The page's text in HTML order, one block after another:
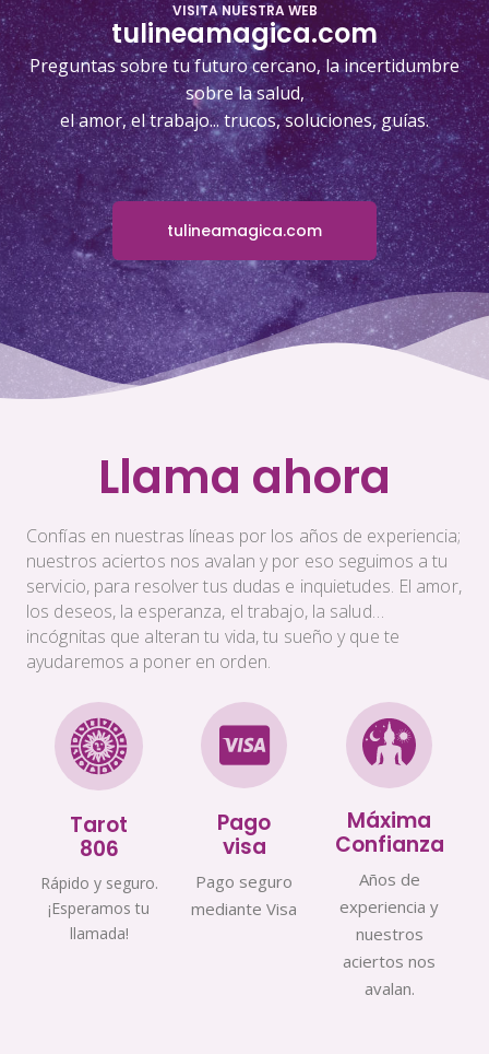
VISITA NUESTRA WEB
tulineamagica.com
Preguntas sobre tu futuro cercano, la incertidumbre
sobre la salud,
el amor, el trabajo... trucos, soluciones, guías.
tulineamagica.com
Llama ahora
Confías en nuestras líneas por los años de experiencia;
nuestros aciertos nos avalan y por eso seguimos a tu
servicio, para resolver tus dudas e inquietudes. El amor,
los deseos, la esperanza, el trabajo, la salud…
incógnitas que alteran tu vida, tu sueño y que te
ayudaremos a poner en orden.
Tarot
806
Rápido y seguro.
¡Esperamos tu
llamada!
Pago
visa
Pago seguro
mediante Visa
Máxima
Confianza
Años de
experiencia y
nuestros
aciertos nos
avalan.